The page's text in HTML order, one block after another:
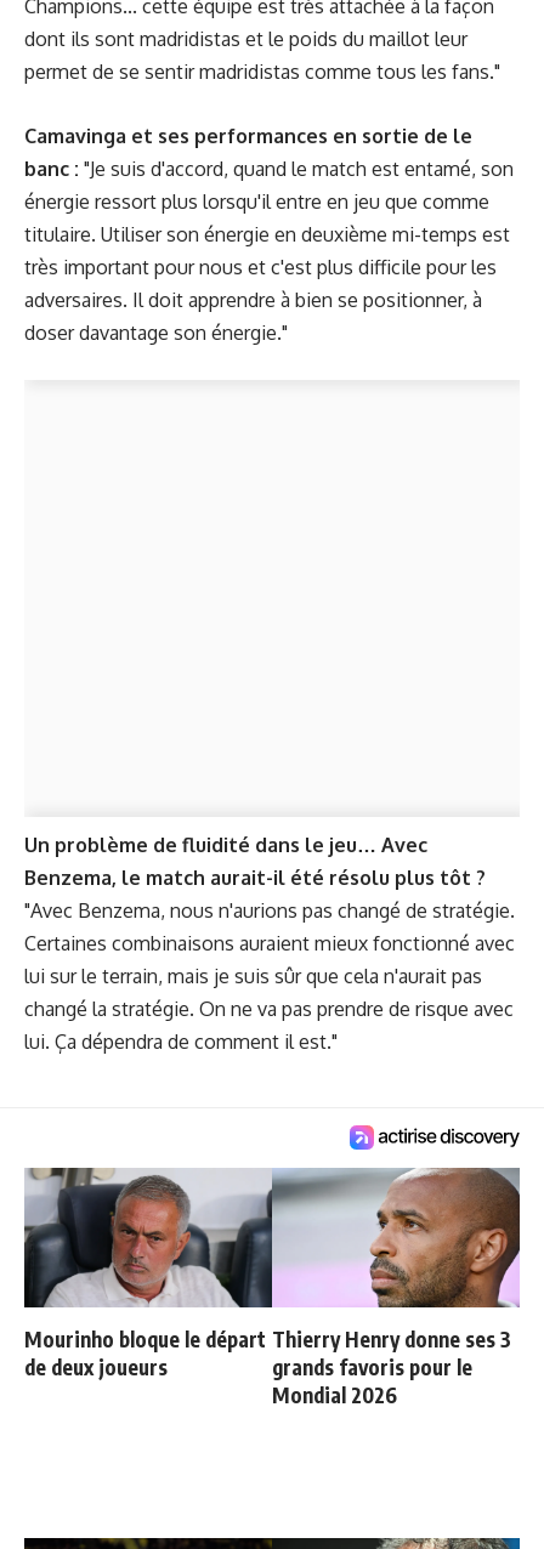
Champions... cette équipe est très attachée à la façon
dont ils sont madridistas et le poids du maillot leur
permet de se sentir madridistas comme tous les fans."
Camavinga et ses performances en sortie de le
banc : "Je suis d'accord, quand le match est entamé, son
énergie ressort plus lorsqu'il entre en jeu que comme
titulaire. Utiliser son énergie en deuxième mi-temps est
très important pour nous et c'est plus difficile pour les
adversaires. Il doit apprendre à bien se positionner, à
doser davantage son énergie."
Un problème de fluidité dans le jeu… Avec
Benzema, le match aurait-il été résolu plus tôt ?
"Avec Benzema, nous n'aurions pas changé de stratégie.
Certaines combinaisons auraient mieux fonctionné avec
lui sur le terrain, mais je suis sûr que cela n'aurait pas
changé la stratégie. On ne va pas prendre de risque avec
lui. Ça dépendra de comment il est."
Mourinho bloque le départ
de deux joueurs
Thierry Henry donne ses 3
grands favoris pour le
Mondial 2026